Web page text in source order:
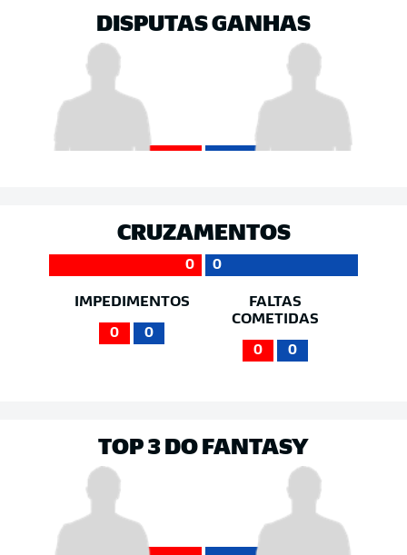
DISPUTAS GANHAS
CRUZAMENTOS
0 0
IMPEDIMENTOS
0 0
FALTAS
COMETIDAS
0 0
TOP 3 DO FANTASY